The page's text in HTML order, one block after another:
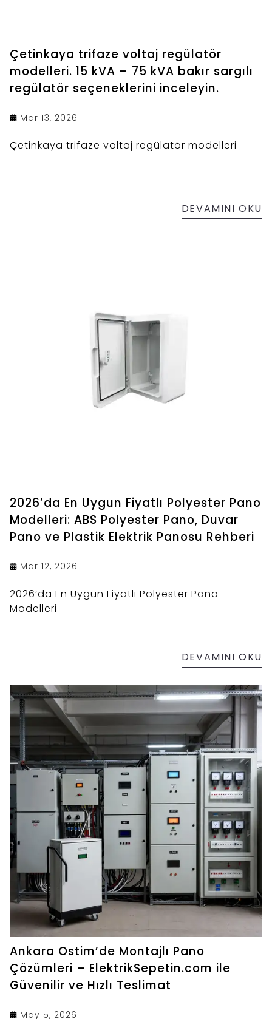
Çetinkaya trifaze voltaj regülatör
modelleri. 15 kVA – 75 kVA bakır sargılı
regülatör seçeneklerini inceleyin.
Mar 13, 2026
Çetinkaya trifaze voltaj regülatör modelleri
DEVAMINI OKU
2026’da En Uygun Fiyatlı Polyester Pano
Modelleri: ABS Polyester Pano, Duvar
Pano ve Plastik Elektrik Panosu Rehberi
Mar 12, 2026
2026’da En Uygun Fiyatlı Polyester Pano
Modelleri
DEVAMINI OKU
Ankara Ostim’de Montajlı Pano
Çözümleri – ElektrikSepetin.com ile
Güvenilir ve Hızlı Teslimat
May 5, 2026